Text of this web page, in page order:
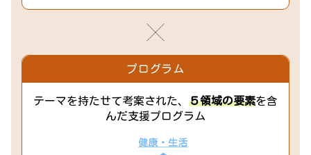
プログラム
テーマを持たせて考案された、 ５領域の要素を含
んだ支援プログラム